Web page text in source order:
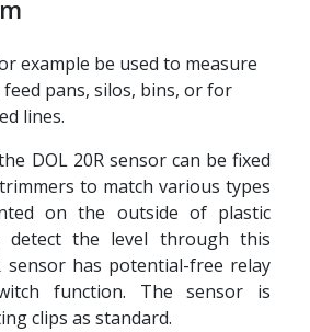
example be used to measure
pans, silos, bins, or for
lines.
DOL 20R sensor can be fixed
to match various types
on the outside of plastic
detect the level through this
sensor has potential-free relay
function. The sensor is
clips as standard.